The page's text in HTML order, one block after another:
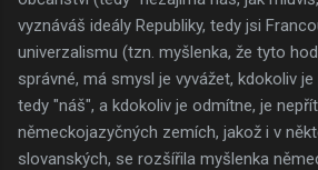
vyznáváš ideály Republiky, tedy jsi
univerzalismu (tzn. myšlenka, že tyto
správné, má smysl je vyvážet, kdokoliv
tedy "náš", a kdokoliv je odmítne, je
německojazyčných zemích, jakož i v
slovanských, se rozšířila myšlenka